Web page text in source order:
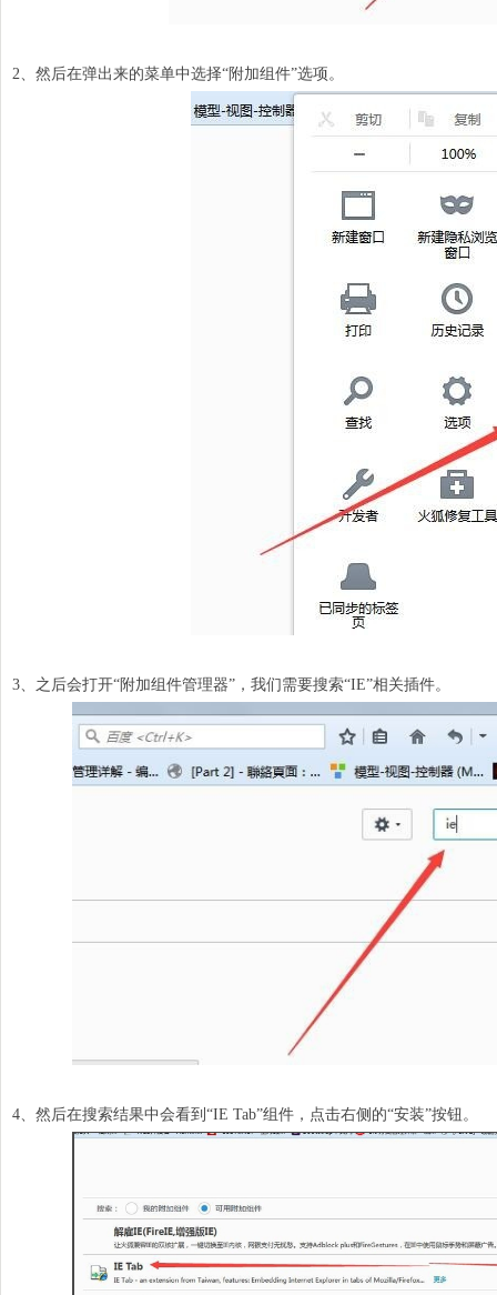
2、然后在弹出来的菜单中选择“附加组件”选项。
3、之后会打开“附加组件管理器”，我们需要搜索“IE”相关插件。
4、然后在搜索结果中会看到“IE Tab”组件，点击右侧的“安装”按钮。